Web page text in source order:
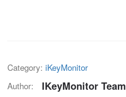
Category: iKeyMonitor
Author:
IKeyMonitor Team